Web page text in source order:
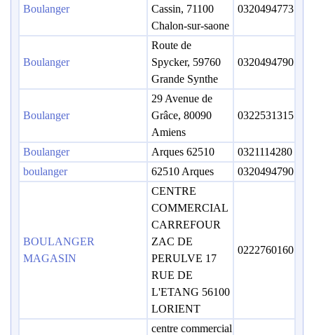
Boulanger
Cassin, 71100
Chalon-sur-saone
0320494773
Boulanger
Route de
Spycker, 59760
Grande Synthe
0320494790
Boulanger
29 Avenue de
Grâce, 80090
Amiens
0322531315
Boulanger Arques 62510
0321114280
boulanger
62510 Arques 0320494790
BOULANGER
MAGASIN
CENTRE
COMMERCIAL
CARREFOUR
ZAC DE
PERULVE 17
RUE DE
L'ETANG 56100
LORIENT
0222760160
centre commercial